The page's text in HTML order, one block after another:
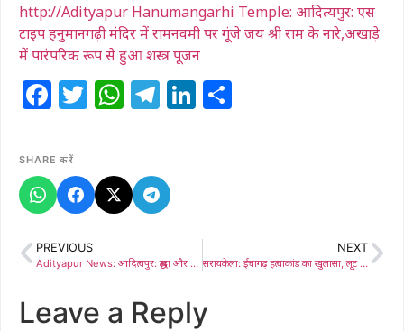
http://Adityapur Hanumangarhi Temple: आदित्यपुर: एस
टाइप हनुमानगढ़ी मंदिर में रामनवमी पर गूंजे जय श्री राम के नारे,​अखाड़े
में पारंपरिक रूप से हुआ शस्त्र पूजन
Facebook
Twitter
WhatsApp
Telegram
LinkedIn
SHARE करें
PREVIOUS
Adityapur News: आदित्यपुर: श्रद्धा और उल्लास के साथ संपन्न हुआ चैत्र नवरात्र, मनोकामना दुर्गेश्वरी मंदिर में महानवमी पर विशेष हवन और ध्वजारोहण; अशोक विहार और कल्पनापुरी के श्रद्धालुओं ने लिया हिस्सा
NEXT
सरायकेला: ईचागढ़ हत्याकांड का खुलासा, लूट के लिए युवक की हत्या कर नदी में फेंका था शव; तीन गिरफ्तार
Leave a Reply